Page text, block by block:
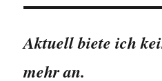
Aktuell biete ich
mehr an.